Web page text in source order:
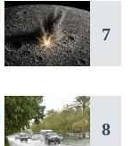
7
8